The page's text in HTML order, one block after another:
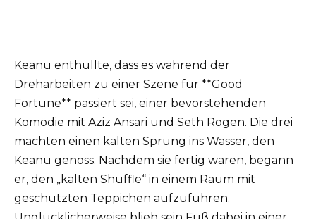
Keanu enthüllte, dass es während der
Dreharbeiten zu einer Szene für **Good
Fortune** passiert sei, einer bevorstehenden
Komödie mit Aziz Ansari und Seth Rogen. Die drei
machten einen kalten Sprung ins Wasser, den
Keanu genoss. Nachdem sie fertig waren, begann
er, den „kalten Shuffle“ in einem Raum mit
geschützten Teppichen aufzuführen.